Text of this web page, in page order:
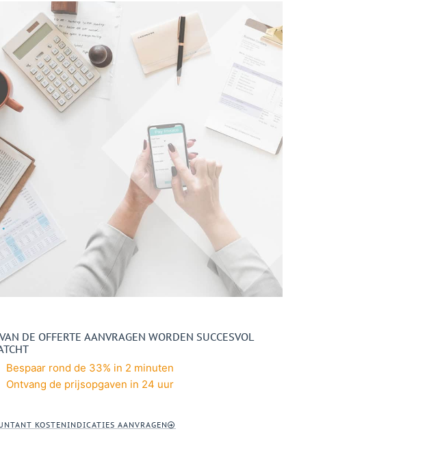
DE OFFERTE AANVRAGEN WORDEN SUCCESVOL
Bespaar rond de 33% in 2 minuten
Ontvang de prijsopgaven in 24 uur
KOSTENINDICATIES AANVRAGEN